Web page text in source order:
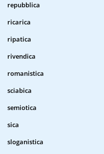
repubblica
ricarica
ripatica
rivendica
romanistica
sciabica
semiotica
sica
sloganistica